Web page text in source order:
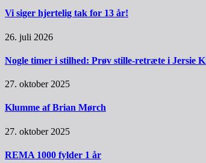
Vi siger hjertelig tak for 13 år!
26. juli 2026
Nogle timer i stilhed: Prøv stille-retræte i Jersie
27. oktober 2025
Klumme af Brian Mørch
27. oktober 2025
REMA 1000 fylder 1 år